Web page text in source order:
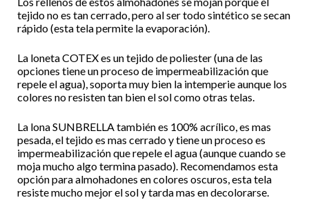
tejido no es tan cerrado, pero al ser todo sintético se secan
rápido (esta tela permite la evaporación).
La loneta COTEX es un tejido de poliester (una de las
opciones tiene un proceso de impermeabilización que
repele el agua), soporta muy bien la intemperie aunque los
colores no resisten tan bien el sol como otras telas.
La lona SUNBRELLA también es 100% acrílico, es mas
pesada, el tejido es mas cerrado y tiene un proceso es
impermeabilización que repele el agua (aunque cuando se
moja mucho algo termina pasado). Recomendamos esta
opción para almohadones en colores oscuros, esta tela
resiste mucho mejor el sol y tarda mas en decolorarse.